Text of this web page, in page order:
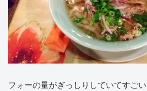
フォーの量がぎっしりしていてすご